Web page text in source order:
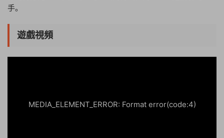
手。
遊戲視頻
MEDIA_ELEMENT_ERROR: Format error(code:4)